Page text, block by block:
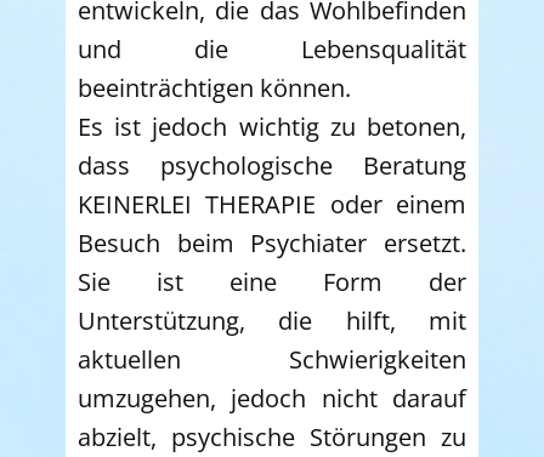
entwickeln, die das Wohlbefinden
und die Lebensqualität
beeinträchtigen können.
Es ist jedoch wichtig zu betonen,
dass psychologische Beratung
KEINERLEI THERAPIE oder einem
Besuch beim Psychiater ersetzt.
Sie ist eine Form der
Unterstützung, die hilft, mit
aktuellen Schwierigkeiten
umzugehen, jedoch nicht darauf
abzielt, psychische Störungen zu